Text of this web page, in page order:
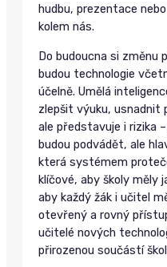
hudbu, prezentace
kolem nás.
Do budoucna si změnu
budou technologie
účelně. Umělá
zlepšit výuku, usnadnit
ale představuje i rizika
budou podvádět, ale
která systémem
klíčové, aby školy měly
aby každý žák i učitel
otevřený a rovný
učitelé nových
přirozenou součástí